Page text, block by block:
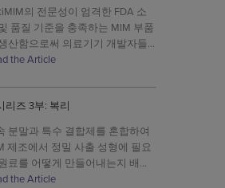
의 전문성이 엄격한 FDA 소
품질 기준을 충족하는 MIM 부품
산함으로써 의료기기 개발자들
떻게 지원하는지 알아보세요.
the Article
리즈 3부: 복리
분말과 특수 결합제를 혼합하여
제조에서 정밀 사출 성형에 필요
료를 어떻게 만들어내는지 배워
요.the Article